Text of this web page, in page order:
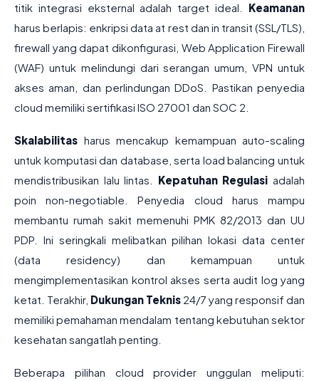
titik integrasi eksternal adalah target ideal. Keamanan
harus berlapis: enkripsi data at rest dan in transit (SSL/TLS),
firewall yang dapat dikonfigurasi, Web Application Firewall
(WAF) untuk melindungi dari serangan umum, VPN untuk
akses aman, dan perlindungan DDoS. Pastikan penyedia
cloud memiliki sertifikasi ISO 27001 dan SOC 2.
Skalabilitas harus mencakup kemampuan auto-scaling
untuk komputasi dan database, serta load balancing untuk
mendistribusikan lalu lintas. Kepatuhan Regulasi adalah
poin non-negotiable. Penyedia cloud harus mampu
membantu rumah sakit memenuhi PMK 82/2013 dan UU
PDP. Ini seringkali melibatkan pilihan lokasi data center
(data residency) dan kemampuan untuk
mengimplementasikan kontrol akses serta audit log yang
ketat. Terakhir, Dukungan Teknis 24/7 yang responsif dan
memiliki pemahaman mendalam tentang kebutuhan sektor
kesehatan sangatlah penting.
Beberapa pilihan cloud provider unggulan meliputi: